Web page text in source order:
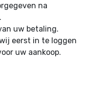
na
uw betaling.
eerst in te loggen
uw aankoop.